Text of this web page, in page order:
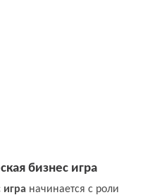
бизнес игра
игра начинается с роли